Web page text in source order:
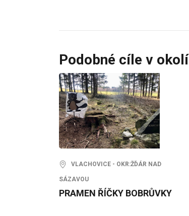
Podobné cíle v okolí
VLACHOVICE - OKR:ŽĎÁR NAD
SÁZAVOU
PRAMEN ŘÍČKY BOBRŮVKY